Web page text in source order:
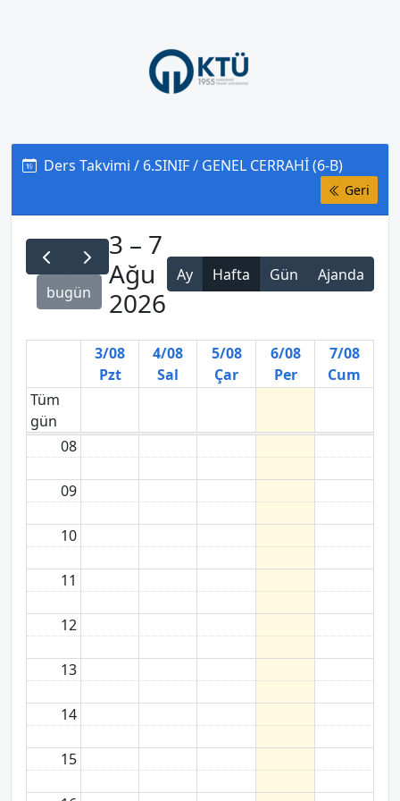
Ders Takvimi / 6.SINIF / GENEL CERRAHİ (6-B)
Geri
bugün
3 – 7
Ağu
2026
Ay Hafta Gün Ajanda
3/08
Pzt
4/08
Sal
5/08
Çar
6/08
Per
7/08
Cum
Tüm
gün
08
09
10
11
12
13
14
15